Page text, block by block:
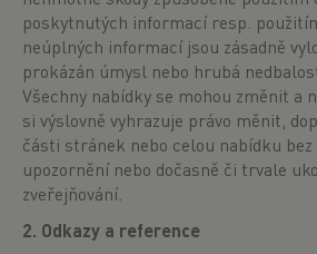
poskytnutých informací resp.
neúplných informací jsou zásadně
prokázán úmysl nebo hrubá
Všechny nabídky se mohou změnit a
si výslovně vyhrazuje právo měnit,
části stránek nebo celou nabídku bez
upozornění nebo dočasně či trvale
zveřejňování.
2. Odkazy a reference